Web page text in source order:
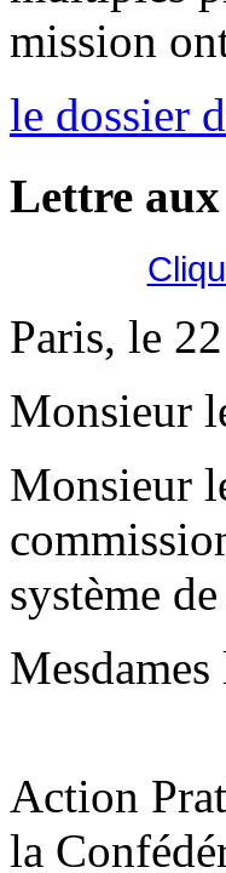
mission
le dossier
Lettre
Paris, le
Monsieur
Monsieur
système
Action
la